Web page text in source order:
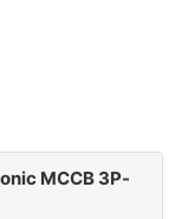
MCCB 3P-